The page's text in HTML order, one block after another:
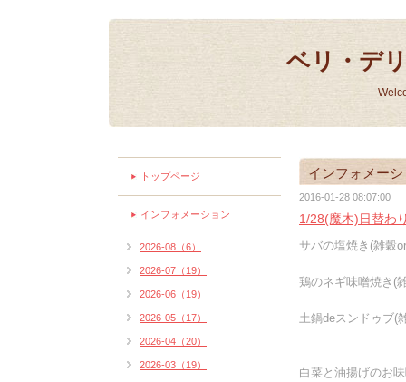
ベリ・デ
インフォメー
2016-01-28 08:07:00
1/28(魔木)日替わ
サバの塩焼き(雑穀
鶏のネギ味噌焼き(
土鍋deスンドゥブ(
白菜と油揚げのお
トップページ
インフォメーション
2026-08（6）
2026-07（19）
2026-06（19）
2026-05（17）
2026-04（20）
2026-03（19）